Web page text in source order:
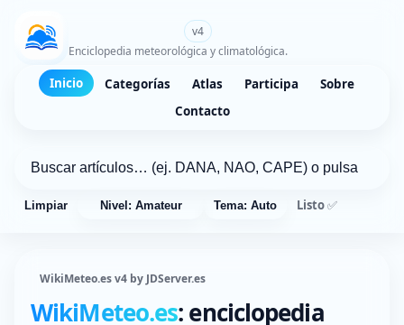
v4
Enciclopedia meteorológica y climatológica.
Inicio Categorías Atlas Participa
Sobre
Contacto
Limpiar Nivel: Amateur Tema: Auto Listo ✅
WikiMeteo.es v4 by JDServer.es
WikiMeteo.es: enciclopedia